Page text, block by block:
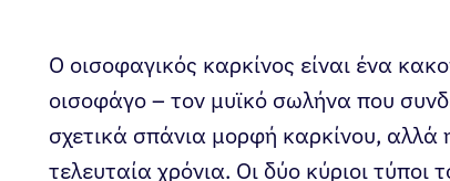
Ο οισοφαγικός καρκίνος είναι ένα
οισοφάγο – τον μυϊκό σωλήνα που
σχετικά σπάνια μορφή καρκίνου, αλλά
τελευταία χρόνια. Οι δύο κύριοι τύποι